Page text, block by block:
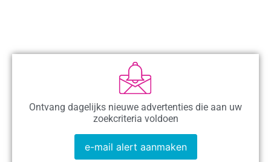
Ontvang dagelijks nieuwe advertenties die aan uw
zoekcriteria voldoen
e-mail alert aanmaken